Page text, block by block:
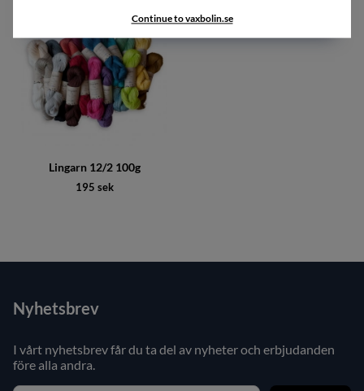
Lingarn 12/2 100g
195 sek
Continue to vaxbolin.se
Nyhetsbrev
I vårt nyhetsbrev får du ta del av nyheter och erbjudanden
före alla andra.